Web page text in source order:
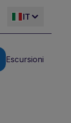
IT
Escursioni